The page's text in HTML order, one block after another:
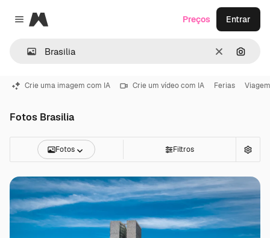
Close menu
Magnific
Limpar
Preços Entrar
Crie uma imagem com IA Crie um vídeo com IA Ferias Viagem
Fotos Brasilia
Fotos Filtros